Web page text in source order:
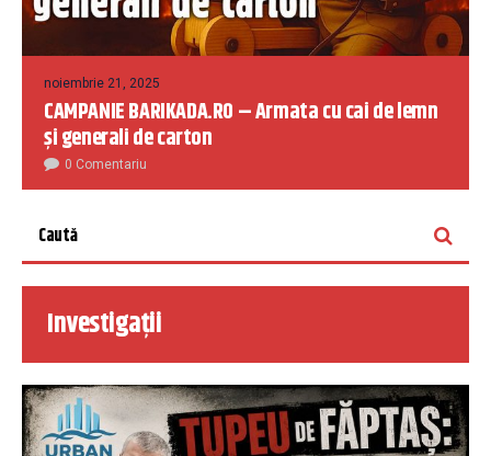
noiembrie 21, 2025
CAMPANIE BARIKADA.RO – Armata cu cai de lemn
și generali de carton
0 Comentariu
Investigații